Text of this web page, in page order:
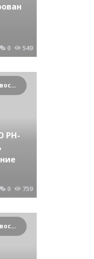
0 549
Криминальные новости Новосибирска и Сибирского региона
РН-
0 759
Криминальные новости Новосибирска и Сибирского региона